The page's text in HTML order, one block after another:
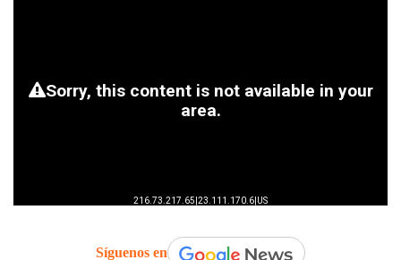
Síguenos en